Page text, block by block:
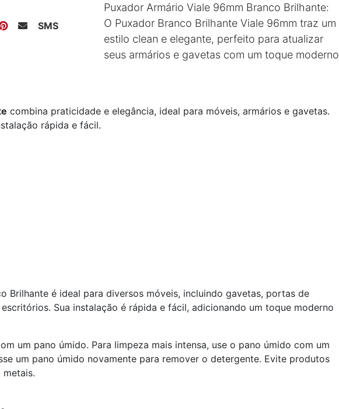
SMS
Puxador Armário Viale 96mm Branco Brilhante:
O Puxador Branco Brilhante Viale 96mm traz um
estilo clean e elegante, perfeito para atualizar
seus armários e gavetas com um toque moderno
combina praticidade e elegância, ideal para móveis, armários e gavetas.
rápida e fácil.
Brilhante é ideal para diversos móveis, incluindo gavetas, portas de
Sua instalação é rápida e fácil, adicionando um toque moderno
um pano úmido. Para limpeza mais intensa, use o pano úmido com um
um pano úmido novamente para remover o detergente. Evite produtos